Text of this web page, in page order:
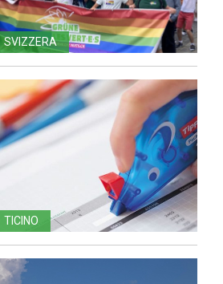
SVIZZERA
TICINO